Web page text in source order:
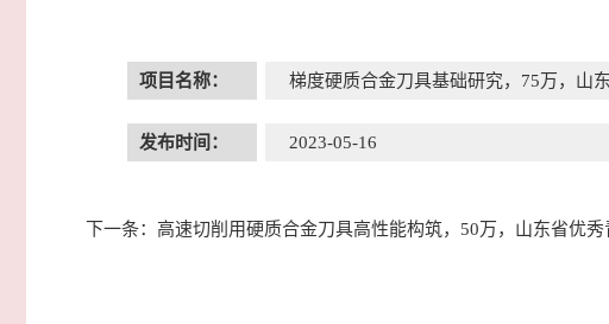
项目名称： 梯度硬质合金刀具基础研究，75万，山
发布时间： 2023-05-16
下一条： 高速切削用硬质合金刀具高性能构筑，50万，山东省优